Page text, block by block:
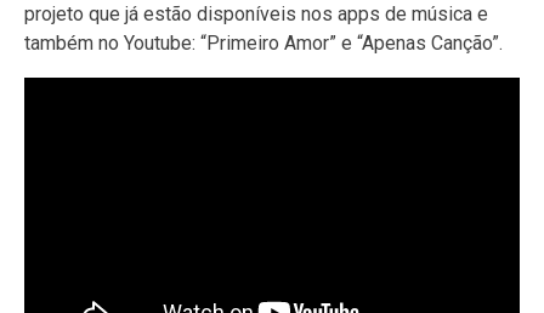
projeto que já estão disponíveis nos apps de música e
também no Youtube: “Primeiro Amor” e “Apenas Canção”.